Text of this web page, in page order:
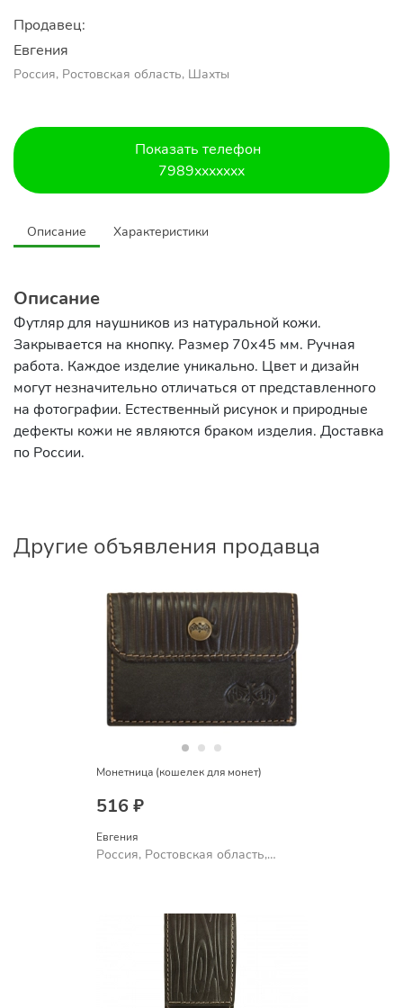
Продавец:
Евгения
Россия, Ростовская область, Шахты
Показать телефон
7989xxxxxxx
Описание Характеристики
Описание
Футляр для наушников из натуральной кожи.
Закрывается на кнопку. Размер 70х45 мм. Ручная
работа. Каждое изделие уникально. Цвет и дизайн
могут незначительно отличаться от представленного
на фотографии. Естественный рисунок и природные
дефекты кожи не являются браком изделия. Доставка
по России.
Другие объявления продавца
Монетница (кошелек для монет)
516 ₽
Евгения
Россия, Ростовская область,